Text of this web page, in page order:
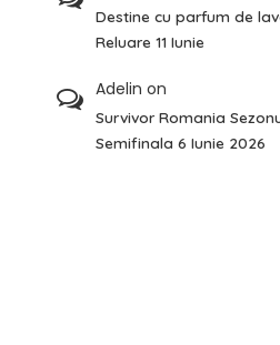
Destine cu parfum de
Reluare 11 Iunie
Adelin on
Survivor Romania
Semifinala 6 Iunie 2026